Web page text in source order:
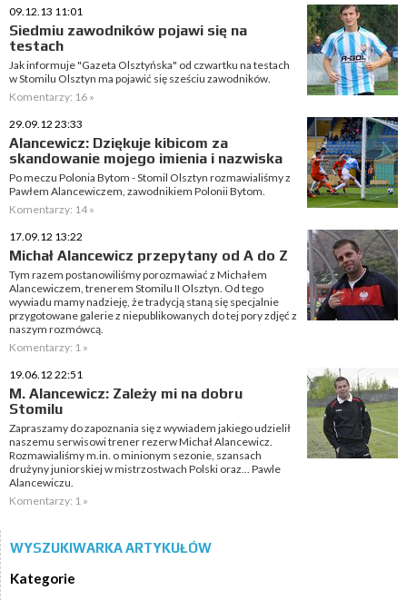
09.12.13 11:01
Siedmiu zawodników pojawi się na
testach
Jak informuje "Gazeta Olsztyńska" od czwartku na testach
w Stomilu Olsztyn ma pojawić się sześciu zawodników.
Komentarzy: 16 »
29.09.12 23:33
Alancewicz: Dziękuje kibicom za
skandowanie mojego imienia i nazwiska
Po meczu Polonia Bytom - Stomil Olsztyn rozmawialiśmy z
Pawłem Alancewiczem, zawodnikiem Polonii Bytom.
Komentarzy: 14 »
17.09.12 13:22
Michał Alancewicz przepytany od A do Z
Tym razem postanowiliśmy porozmawiać z Michałem
Alancewiczem, trenerem Stomilu II Olsztyn. Od tego
wywiadu mamy nadzieję, że tradycją staną się specjalnie
przygotowane galerie z niepublikowanych do tej pory zdjęć z
naszym rozmówcą.
Komentarzy: 1 »
19.06.12 22:51
M. Alancewicz: Zależy mi na dobru
Stomilu
Zapraszamy do zapoznania się z wywiadem jakiego udzielił
naszemu serwisowi trener rezerw Michał Alancewicz.
Rozmawialiśmy m.in. o minionym sezonie, szansach
drużyny juniorskiej w mistrzostwach Polski oraz... Pawle
Alancewiczu.
Komentarzy: 1 »
WYSZUKIWARKA ARTYKUŁÓW
Kategorie